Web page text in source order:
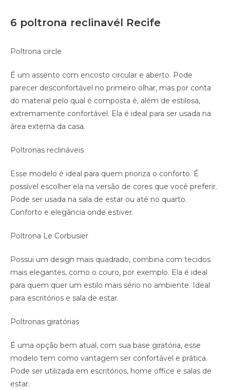
6 poltrona reclinavél Recife
Poltrona circle
É um assento com encosto circular e aberto. Pode
parecer desconfortável no primeiro olhar, mas por conta
do material pelo qual é composta é, além de estilosa,
extremamente confortável. Ela é ideal para ser usada na
área externa da casa.
Poltronas reclináveis
Esse modelo é ideal para quem prioriza o conforto. É
possível escolher ela na versão de cores que você preferir.
Pode ser usada na sala de estar ou até no quarto.
Conforto e elegância onde estiver.
Poltrona Le Corbusier
Possui um design mais quadrado, combina com tecidos
mais elegantes, como o couro, por exemplo. Ela é ideal
para quem quer um estilo mais sério no ambiente. Ideal
para escritórios e sala de estar.
Poltronas giratórias
É uma opção bem atual, com sua base giratória, esse
modelo tem como vantagem ser confortável e prática.
Pode ser utilizada em escritórios, home office e salas de
estar.